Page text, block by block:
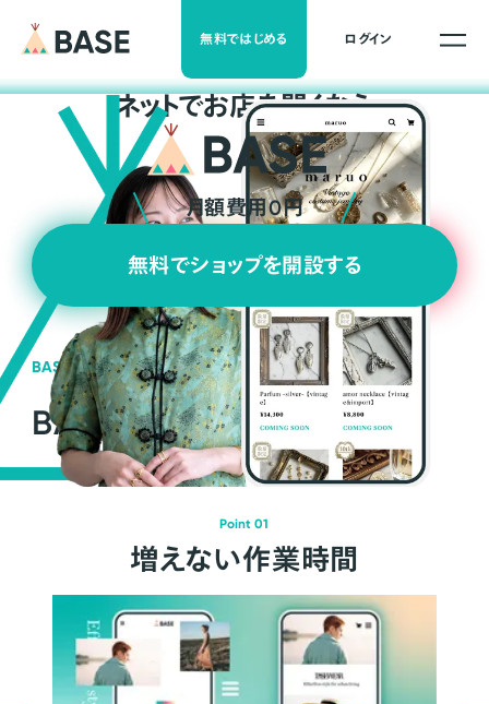
無料ではじめる ログイン
ネットでお店を開くなら
月額費用0円
無料でショップを開設する
BASEの強み
BASEが強い3つの理由
Point 01
増えない作業時間